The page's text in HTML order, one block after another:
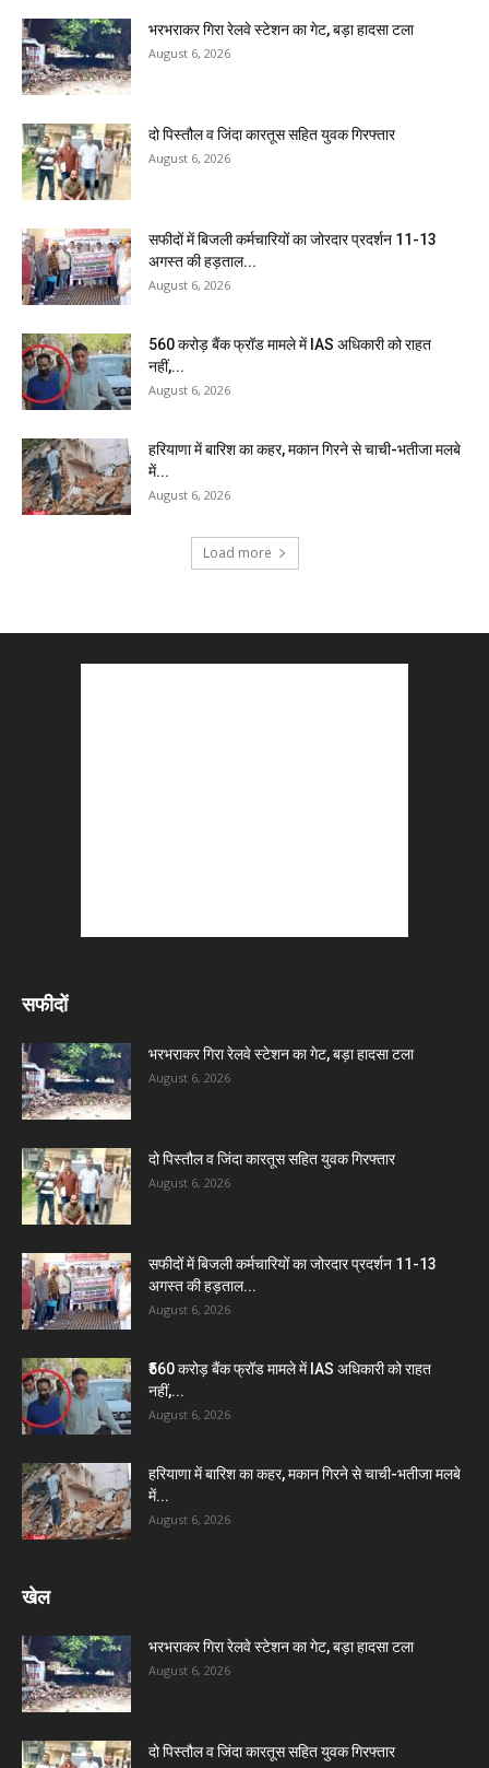
भरभराकर गिरा रेलवे स्टेशन का गेट, बड़ा हादसा टला
August 6, 2026
दो पिस्तौल व जिंदा कारतूस सहित युवक गिरफ्तार
August 6, 2026
सफीदों में बिजली कर्मचारियों का जोरदार प्रदर्शन 11-13
अगस्त की हड़ताल...
August 6, 2026
₹560 करोड़ बैंक फ्रॉड मामले में IAS अधिकारी को राहत
नहीं,...
August 6, 2026
हरियाणा में बारिश का कहर, मकान गिरने से चाची-भतीजा मलबे
में...
August 6, 2026
Load more
सफीदों
भरभराकर गिरा रेलवे स्टेशन का गेट, बड़ा हादसा टला
August 6, 2026
दो पिस्तौल व जिंदा कारतूस सहित युवक गिरफ्तार
August 6, 2026
सफीदों में बिजली कर्मचारियों का जोरदार प्रदर्शन 11-13
अगस्त की हड़ताल...
August 6, 2026
₹560 करोड़ बैंक फ्रॉड मामले में IAS अधिकारी को राहत
नहीं,...
August 6, 2026
हरियाणा में बारिश का कहर, मकान गिरने से चाची-भतीजा मलबे
में...
August 6, 2026
खेल
भरभराकर गिरा रेलवे स्टेशन का गेट, बड़ा हादसा टला
August 6, 2026
दो पिस्तौल व जिंदा कारतूस सहित युवक गिरफ्तार